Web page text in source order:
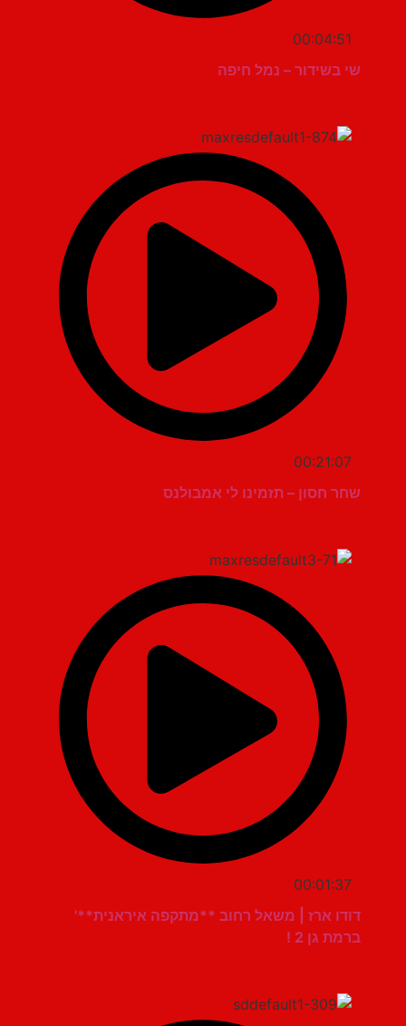
00:04:51
שי בשידור – נמל חיפה
00:21:07
שחר חסון – תזמינו לי אמבולנס
00:01:37
דודו ארז | משאל רחוב **מתקפה איראנית**'
ברמת גן 2 !